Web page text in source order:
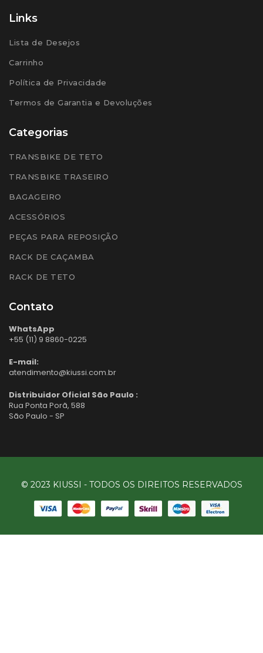
Links
Lista de Desejos
Carrinho
Política de Privacidade
Termos de Garantia e Devoluções
Categorias
TRANSBIKE DE TETO
TRANSBIKE TRASEIRO
BAGAGEIRO
ACESSÓRIOS
PEÇAS PARA REPOSIÇÃO
RACK DE CAÇAMBA
RACK DE TETO
Contato
WhatsApp
+55 (11) 9 8860-0225
E-mail:
atendimento@kiussi.com.br
Distribuidor Oficial São Paulo :
Rua Ponta Porã, 588
São Paulo - SP
© 2023 KIUSSI - TODOS OS DIREITOS RESERVADOS